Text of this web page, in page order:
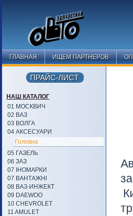
ГЛАВНАЯ ИЩЕМ ПАРТНЕРОВ
ПРАЙС-ЛИСТ
НАШ КАТАЛОГ
01 МОСКВИЧ
02 ВАЗ
03 ВОЛГА
04 АКСЕСУАРИ
Головна
05 ГАЗЕЛЬ
06 ЗАЗ
07 ІНОМАРКИ
07 ВАНТАЖНІ
08 ВАЗ-ИНЖЕКТ
09 DAEWOO
10 CHEVROLET
11 AMULET